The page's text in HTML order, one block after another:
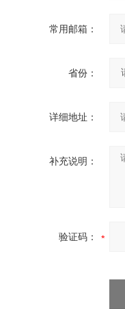
常用邮箱：
省份：
详细地址：
补充说明：
验证码：